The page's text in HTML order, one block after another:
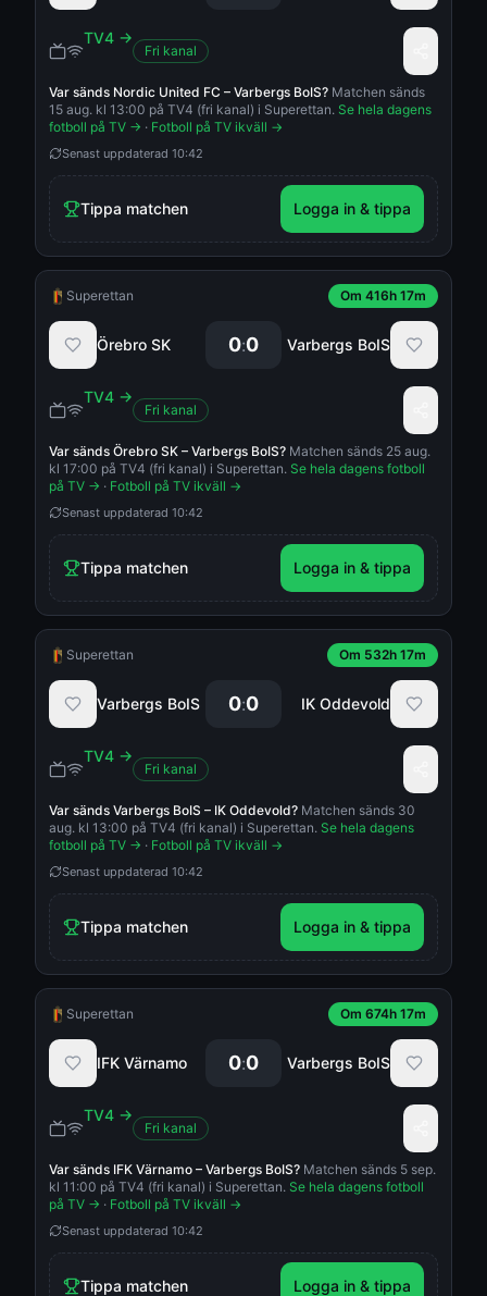
TV4 →
Fri kanal
Var sänds Nordic United FC – Varbergs BoIS? Matchen sänds
15 aug. kl 13:00 på TV4 (fri kanal) i Superettan. Se hela dagens
fotboll på TV → · Fotboll på TV ikväll →
Senast uppdaterad 10:42
Tippa matchen Logga in & tippa
Superettan Om 416h 17m
Örebro SK 0:0 Varbergs BoIS
TV4 →
Fri kanal
Var sänds Örebro SK – Varbergs BoIS? Matchen sänds 25 aug.
kl 17:00 på TV4 (fri kanal) i Superettan. Se hela dagens fotboll
på TV → · Fotboll på TV ikväll →
Senast uppdaterad 10:42
Tippa matchen Logga in & tippa
Superettan Om 532h 17m
Varbergs BoIS 0:0 IK Oddevold
TV4 →
Fri kanal
Var sänds Varbergs BoIS – IK Oddevold? Matchen sänds 30
aug. kl 13:00 på TV4 (fri kanal) i Superettan. Se hela dagens
fotboll på TV → · Fotboll på TV ikväll →
Senast uppdaterad 10:42
Tippa matchen Logga in & tippa
Superettan Om 674h 17m
IFK Värnamo 0:0 Varbergs BoIS
TV4 →
Fri kanal
Var sänds IFK Värnamo – Varbergs BoIS? Matchen sänds 5 sep.
kl 11:00 på TV4 (fri kanal) i Superettan. Se hela dagens fotboll
på TV → · Fotboll på TV ikväll →
Senast uppdaterad 10:42
Tippa matchen Logga in & tippa